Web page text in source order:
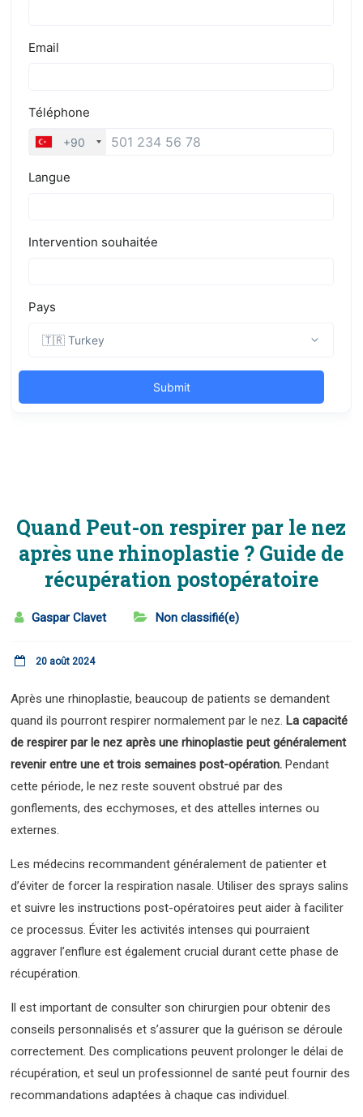
Quand Peut-on respirer par le nez
après une rhinoplastie ? Guide de
récupération postopératoire
Gaspar Clavet Non classifié(e)
20 août 2024
Après une rhinoplastie, beaucoup de patients se demandent
quand ils pourront respirer normalement par le nez. La capacité
de respirer par le nez après une rhinoplastie peut généralement
revenir entre une et trois semaines post-opération. Pendant
cette période, le nez reste souvent obstrué par des
gonflements, des ecchymoses, et des attelles internes ou
externes.
Les médecins recommandent généralement de patienter et
d’éviter de forcer la respiration nasale. Utiliser des sprays salins
et suivre les instructions post-opératoires peut aider à faciliter
ce processus. Éviter les activités intenses qui pourraient
aggraver l’enflure est également crucial durant cette phase de
récupération.
Il est important de consulter son chirurgien pour obtenir des
conseils personnalisés et s’assurer que la guérison se déroule
correctement. Des complications peuvent prolonger le délai de
récupération, et seul un professionnel de santé peut fournir des
recommandations adaptées à chaque cas individuel.